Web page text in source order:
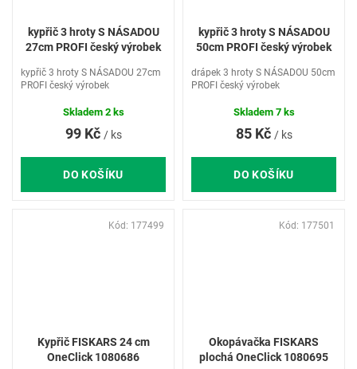
kypřič 3 hroty S NÁSADOU
27cm PROFI český výrobek
99 Kč / ks
DO KOŠÍKU
kypřič 3 hroty S NÁSADOU 27cm
PROFI český výrobek
Skladem 2 ks
kypřič 3 hroty S NÁSADOU
50cm PROFI český výrobek
85 Kč / ks
DO KOŠÍKU
drápek 3 hroty S NÁSADOU 50cm
PROFI český výrobek
Skladem 7 ks
Kypřič FISKARS 24 cm
OneClick 1080686
Kód: 177499
Okopávačka FISKARS
plochá OneClick 1080695
Kód: 177501